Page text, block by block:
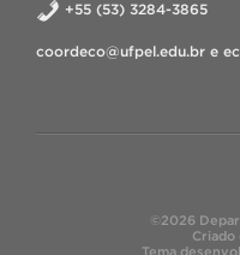
+55 (53) 3284-3865
coordeco@ufpel.edu.br e
©2026
Criado
Tema